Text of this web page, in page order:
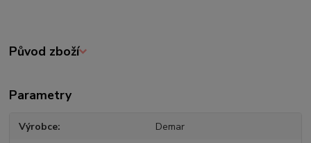
Původ zboží
Parametry
Výrobce Demar